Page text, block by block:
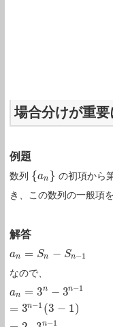
場合分けが重
例題
数列 {an }
{ an} の初項から
き、この数列の一般項
解答
an = Sn − Sn−1
an =Sn −S n−1
なので、
an = 3n − 3n−1
= 3n−1 (3 − 1)
n−1
an =3n −3 n−1=3n−